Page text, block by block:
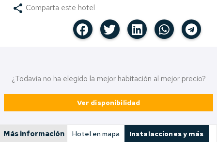
share Comparta este hotel
¿Todavía no ha elegido la mejor habitación al mejor precio?
Ver disponibilidad
Más información Hotel en mapa Instalacciones y más